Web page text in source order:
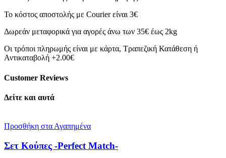
Το κόστος αποστολής με Courier είναι 3€
Δωρεάν μεταφορικά για αγορές άνω των 35€ έως 2kg
Οι τρόποι πληρωμής είναι με κάρτα, Τραπεζική Κατάθεση ή
Αντικαταβολή +2.00€
Customer Reviews
Δείτε και αυτά
Προσθήκη στα Αγαπημένα
Σετ Κούπες -Perfect Match-